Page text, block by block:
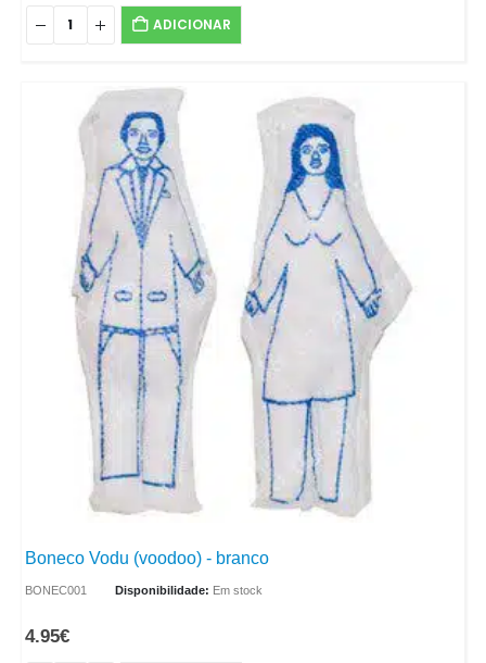
ADICIONAR
Boneco Vodu (voodoo) - branco
BONEC001 Disponibilidade: Em stock
4.95€